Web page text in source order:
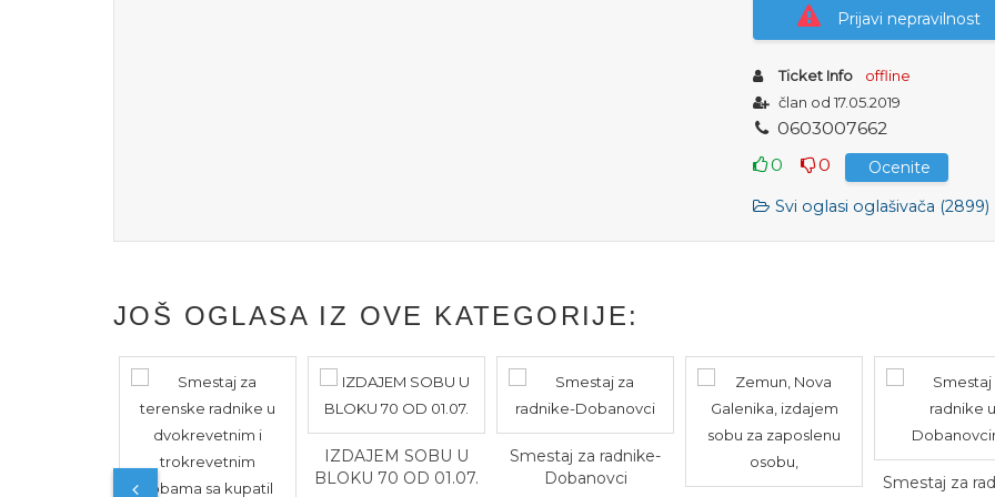
Prijavi nepravilnost
Ticket Info
offline
član od 17.05.2019
0603007662
0
0
Ocenite
Svi oglasi oglašivača (2899)
JOŠ OGLASA IZ OVE KATEGORIJE:
IZDAJEM SOBU U
BLOKU 70 OD 01.07.
Smestaj za radnike-
Dobanovci
Smestaj za